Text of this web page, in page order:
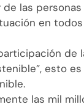
las
en
esto
las mil